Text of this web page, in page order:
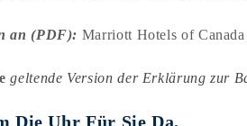
an (PDF): Marriott Hotels of
geltende Version der Erklärung zur
Die Uhr Für Sie Da.